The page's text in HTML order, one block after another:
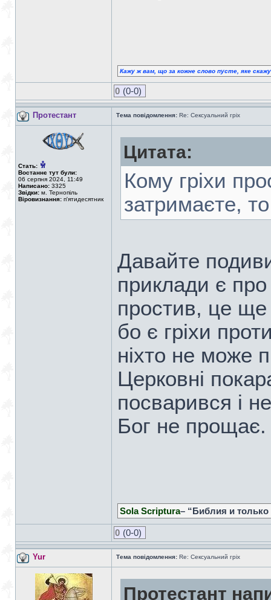
Кажу ж вам, що за кожне слово пусте, яке
0 (0-0)
Протестант Тема повідомлення: Re: Сексуальний гріх
Стать:
Востаннє тут були:
06 серпня 2024, 11:49
Написано: 3325
Звідки: м. Тернопіль
Віровизнання: п'ятидесятник
Цитата:
Кому гріхи
затримаєте,
Давайте
приклади є
простив, це
бо є гріхи
ніхто не може
Церковні
посварився і
Бог не прощає.
Sola Scriptura– “Библия и
0 (0-0)
Yur Тема повідомлення: Re: Сексуальний гріх
Протестант